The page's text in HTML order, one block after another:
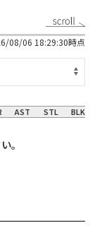
08/06 18:29:30時点
AST STL BLK
。